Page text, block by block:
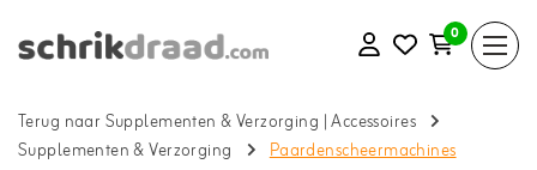
0
Terug naar Supplementen & Verzorging |Accessoires
Supplementen & Verzorging
Paardenscheermachines